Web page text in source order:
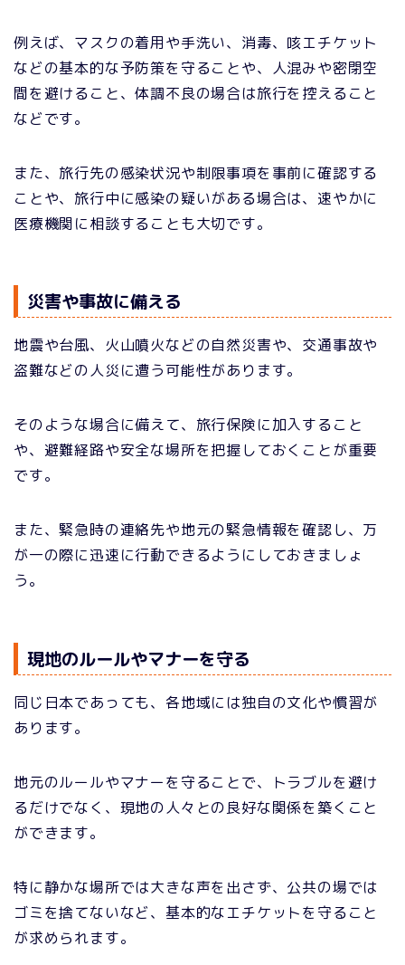
例えば、マスクの着用や手洗い、消毒、咳エチケット
などの基本的な予防策を守ることや、人混みや密閉空
間を避けること、体調不良の場合は旅行を控えること
などです。
また、旅行先の感染状況や制限事項を事前に確認する
ことや、旅行中に感染の疑いがある場合は、速やかに
医療機関に相談することも大切です。
災害や事故に備える
地震や台風、火山噴火などの自然災害や、交通事故や
盗難などの人災に遭う可能性があります。
そのような場合に備えて、旅行保険に加入すること
や、避難経路や安全な場所を把握しておくことが重要
です。
また、緊急時の連絡先や地元の緊急情報を確認し、万
が一の際に迅速に行動できるようにしておきましょ
う。
現地のルールやマナーを守る
同じ日本であっても、各地域には独自の文化や慣習が
あります。
地元のルールやマナーを守ることで、トラブルを避け
るだけでなく、現地の人々との良好な関係を築くこと
ができます。
特に静かな場所では大きな声を出さず、公共の場では
ゴミを捨てないなど、基本的なエチケットを守ること
が求められます。